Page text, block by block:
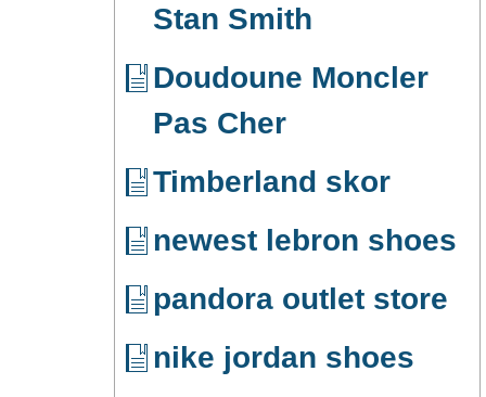
Stan Smith
Doudoune Moncler
Pas Cher
Timberland skor
newest lebron shoes
pandora outlet store
nike jordan shoes